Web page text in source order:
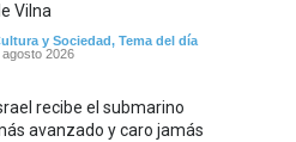
Vilna
y Sociedad, Tema del día
agosto 2026
recibe el submarino
avanzado y caro jamás